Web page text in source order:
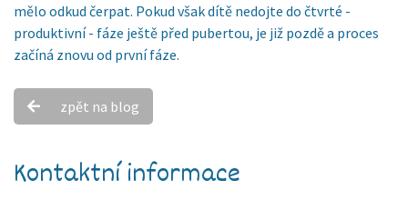
mělo odkud čerpat. Pokud však dítě nedojte do čtvrté -
produktivní - fáze ještě před pubertou, je již pozdě a proces
začíná znovu od první fáze.
zpět na blog
Kontaktní informace